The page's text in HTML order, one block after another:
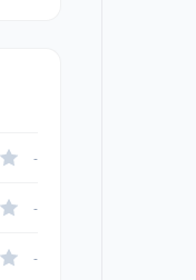
-
-
-